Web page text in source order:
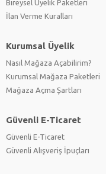
Vantuz (0)
Yedekleme (0)
Bireysel Üyelik Paketleri
İlan Verme Kuralları
Kurumsal Üyelik
Nasıl Mağaza Açabilirim?
Kurumsal Mağaza Paketleri
Mağaza Açma Şartları
Güvenli E-Ticaret
Güvenli E-Ticaret
Güvenli Alışveriş İpuçları